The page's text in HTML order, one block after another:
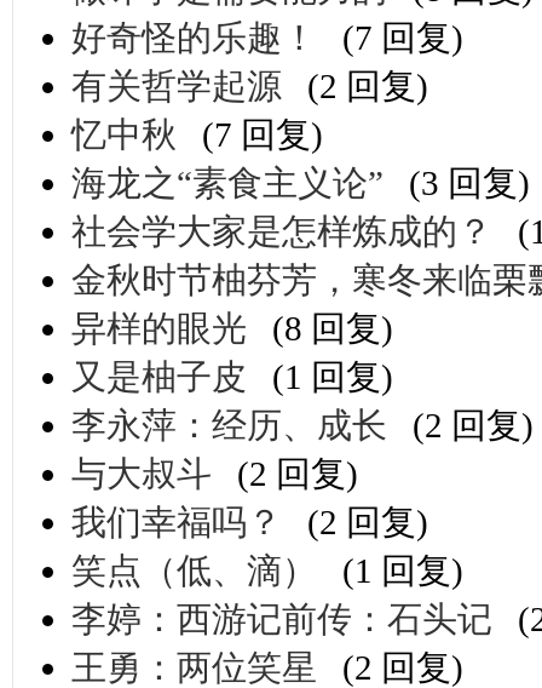
好奇怪的乐趣！
(7 回复)
有关哲学起源
(2 回复)
忆中秋
(7 回复)
海龙之“素食主义论”
(3 回复)
社会学大家是怎样炼成的？
金秋时节柚芬芳，寒冬来临栗
异样的眼光
(8 回复)
又是柚子皮
(1 回复)
李永萍：经历、成长
(2 回复)
与大叔斗
(2 回复)
我们幸福吗？
(2 回复)
笑点（低、滴）
(1 回复)
李婷：西游记前传：石头记
王勇：两位笑星
(2 回复)